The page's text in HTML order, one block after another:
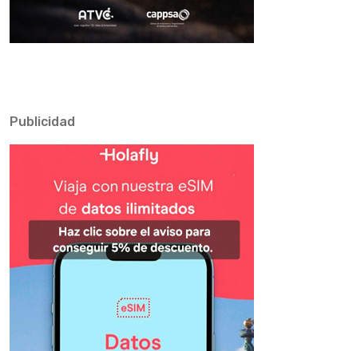
Publicidad